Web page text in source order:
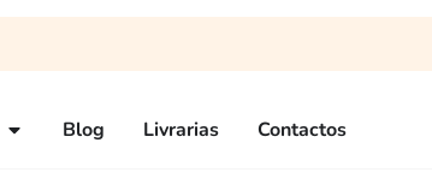
Blog Livrarias Contactos